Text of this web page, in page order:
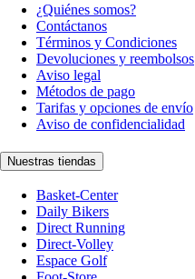
¿Quiénes somos?
Contáctanos
Términos y Condiciones
Devoluciones y reembolsos
Aviso legal
Métodos de pago
Tarifas y opciones de envío
Aviso de confidencialidad
Nuestras tiendas
Basket-Center
Daily Bikers
Direct Running
Direct-Volley
Espace Golf